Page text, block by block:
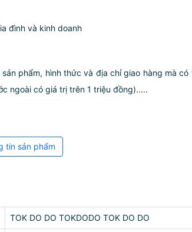
đình và kinh doanh
phẩm, hình thức và địa chỉ giao hàng mà
ngoài có giá trị trên 1 triệu đồng).....
tin sản phẩm
TOK DO DO TOKDODO TOK DO DO